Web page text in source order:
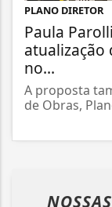
PLANO DIRETOR
Paula
atualização
no...
A proposta
de Obras,